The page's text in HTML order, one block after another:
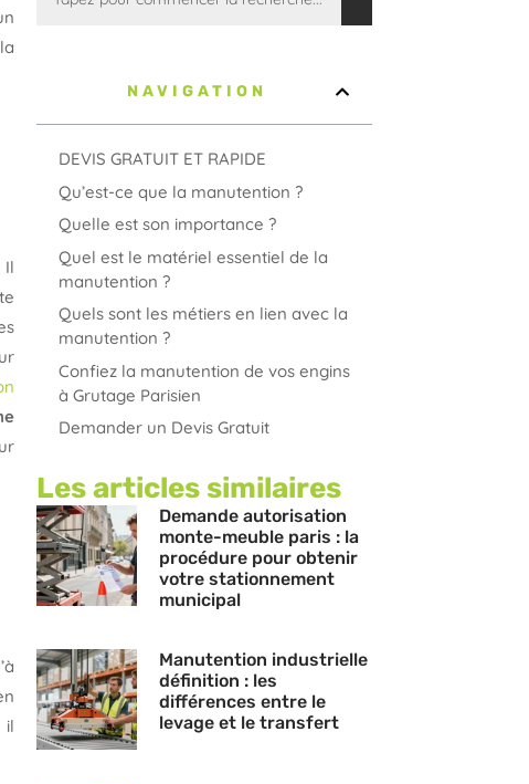
NAVIGATION
DEVIS GRATUIT ET RAPIDE
Qu’est-ce que la manutention ?
Quelle est son importance ?
Quel est le matériel essentiel de la
manutention ?
Quels sont les métiers en lien avec la
manutention ?
Confiez la manutention de vos engins
à Grutage Parisien
Demander un Devis Gratuit
Les articles similaires
Demande autorisation
monte-meuble paris : la
procédure pour obtenir
votre stationnement
municipal
Manutention industrielle
définition : les
différences entre le
levage et le transfert
Il
il